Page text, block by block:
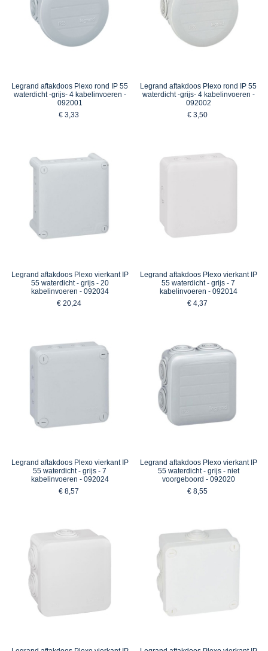
Legrand aftakdoos Plexo rond IP 55
waterdicht -grijs- 4 kabelinvoeren -
092001
€ 3,33
Legrand aftakdoos Plexo rond IP 55
waterdicht -grijs- 4 kabelinvoeren -
092002
€ 3,50
Legrand aftakdoos Plexo vierkant IP
55 waterdicht - grijs - 20
kabelinvoeren - 092034
€ 20,24
Legrand aftakdoos Plexo vierkant IP
55 waterdicht - grijs - 7
kabelinvoeren - 092014
€ 4,37
Legrand aftakdoos Plexo vierkant IP
55 waterdicht - grijs - 7
kabelinvoeren - 092024
€ 8,57
Legrand aftakdoos Plexo vierkant IP
55 waterdicht - grijs - niet
voorgeboord - 092020
€ 8,55